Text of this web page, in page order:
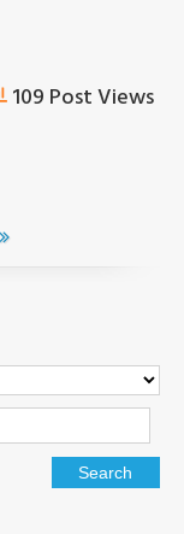
109 Post Views